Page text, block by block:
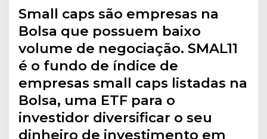
Small caps são empresas na
Bolsa que possuem baixo
volume de negociação. SMAL11
é o fundo de índice de
empresas small caps listadas na
Bolsa, uma ETF para o
investidor diversificar o seu
dinheiro de investimento em